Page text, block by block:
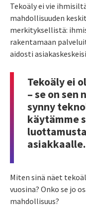
Tekoäly ei vie
mahdollisuuden
merkityksellistä:
rakentamaan
aidosti
Tekoäly ei
– se on sen
synny
käytämme
asiakkaalle.
Miten sinä näet
vuosina? Onko se jo
mahdollisuus?